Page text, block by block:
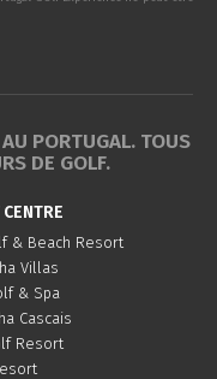
PORTUGAL. TOUS
DE GOLF.
& Beach Resort
Villas
& Spa
Cascais
Resort